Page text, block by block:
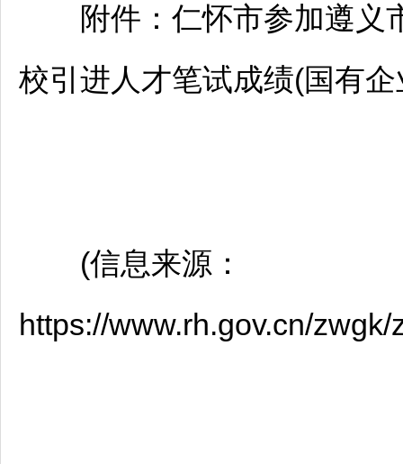
附件： 仁怀市参加遵义
校引进人才笔试成绩(国有
(信息来源：
https://www.rh.gov.cn/